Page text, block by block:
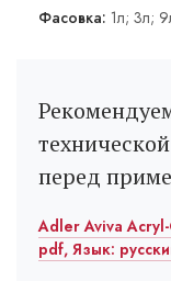
Фасовка: 1л; 3л;
перед
Adler Aviva
pdf, Язык: